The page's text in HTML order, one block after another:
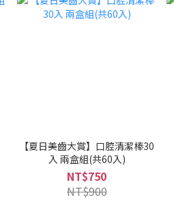
【夏日美齒大賞】口腔清潔棒30
入 兩盒組(共60入)
NT$750
NT$900